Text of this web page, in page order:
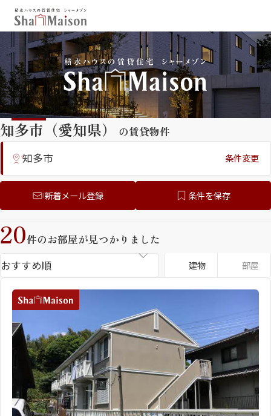
保存した条件
お気に入り
新着メール設定
最近見た物件
北海道 東北
関東
中部
市区郡・路線・駅から探す
通勤・通学時間から探す
地図から探す
人気のカテゴリから探す
シャーメゾンとは
シャーメゾンセレクショ
ン
知多市（愛知県）
の賃貸物件
知多市
条件変更
新着メール登録 条件を保存
20件のお部屋が見つかりました
建物 部屋
シャーメゾンプレミア （フラッグシ
ップモデル）
住まいの価値が、多様化している今の時代。目
指したのは、本当の意味での豊かな暮らしです。
街並みに溶け込む優美な造形、誰もが心地よく
過ごせる共有空間、多様なライフスタイルに応
える居室、確かな構造と最先端のサービス。上
質を知り、理想の暮らしを追求する、アナタの
ための賃貸住宅。それが、フラッグシップモデ